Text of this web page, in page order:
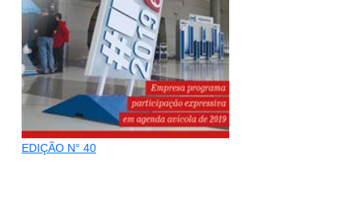
EDIÇÃO N° 40